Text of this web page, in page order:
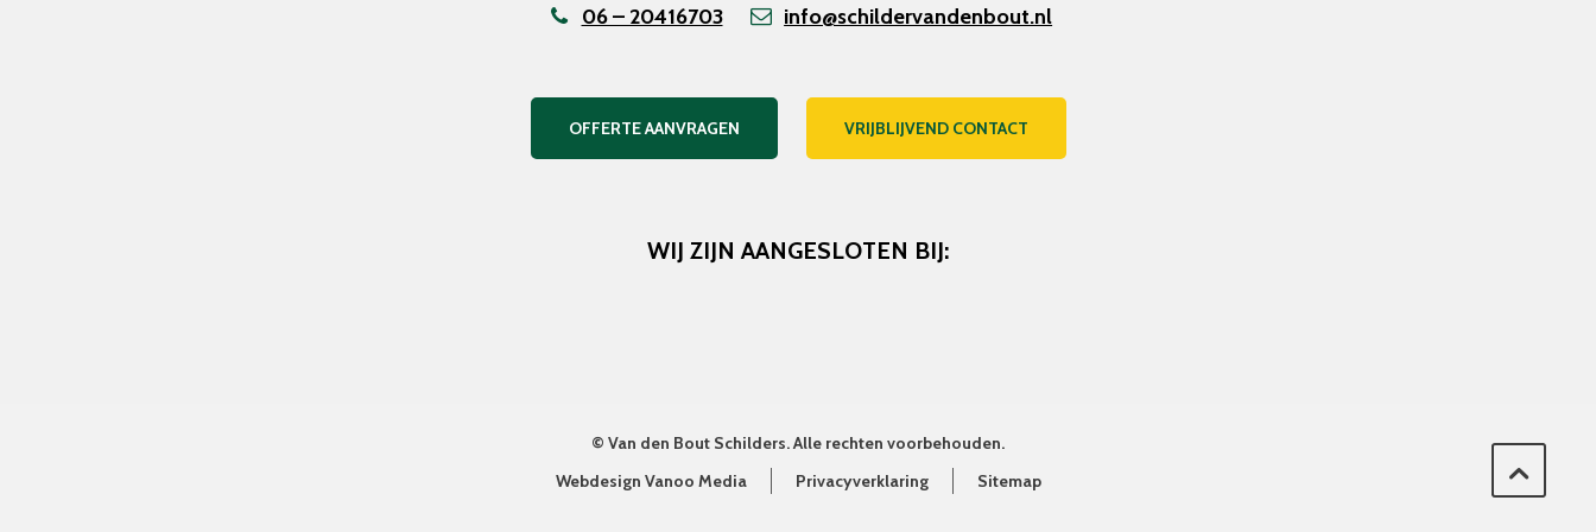
06 – 20416703
info@schildervandenbout.nl
OFFERTE AANVRAGEN VRIJBLIJVEND CONTACT
WIJ ZIJN AANGESLOTEN BIJ:
© Van den Bout Schilders. Alle rechten voorbehouden.
Webdesign Vanoo Media
Privacyverklaring Sitemap